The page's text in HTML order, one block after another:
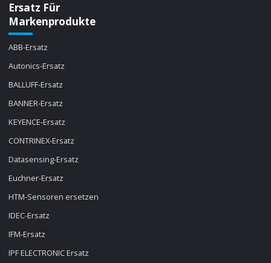
Ersatz Für
Markenprodukte
ABB-Ersatz
Autonics-Ersatz
BALLUFF-Ersatz
BANNER-Ersatz
KEYENCE-Ersatz
CONTRINEX-Ersatz
Datasensing-Ersatz
Euchner-Ersatz
HTM-Sensoren ersetzen
IDEC-Ersatz
IFM-Ersatz
IPF ELECTRONIC Ersatz